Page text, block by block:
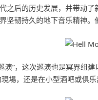
之后的历史发展，并带动
坚韧持久的地下音乐精神
演”，这次巡演也是冥界组
場，还是在小型酒吧或俱